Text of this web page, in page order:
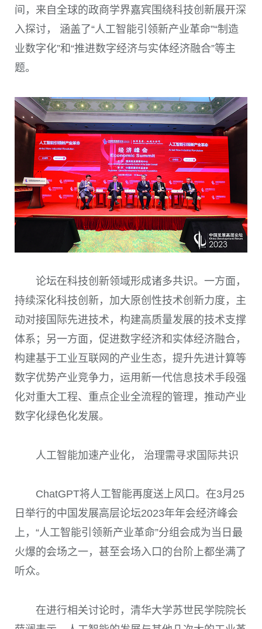
间，来自全球的政商学界嘉宾围绕科技创新展开深
入探讨， 涵盖了“人工智能引领新产业革命”“制造
业数字化”和“推进数字经济与实体经济融合”等主
题。
论坛在科技创新领域形成诸多共识。一方面，
持续深化科技创新，加大原创性技术创新力度，主
动对接国际先进技术，构建高质量发展的技术支撑
体系；另一方面，促进数字经济和实体经济融合，
构建基于工业互联网的产业生态，提升先进计算等
数字优势产业竞争力，运用新一代信息技术手段强
化对重大工程、重点企业全流程的管理，推动产业
数字化绿色化发展。
人工智能加速产业化， 治理需寻求国际共识
ChatGPT将人工智能再度送上风口。在3月 25
日举行的中国发展高层论坛2023年年会经济峰会
上，“人工智能引领新产业革命”分组会成为当日最
火爆的会场之一，甚至会场入口的台阶上都坐满了
听众。
在进行相关讨论时，清华大学苏世民学院院长